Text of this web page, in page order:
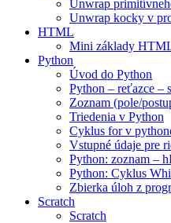
Unwrap
Unwrap kocky v
HTML
Mini základy
Python
Úvod do Python
Python – reťazce –
Zoznam (pole/
Triedenia v Python
Cyklus for v
Vstupné údaje pre
Python: zoznam –
Python: Cyklus
Zbierka úloh z
Scratch
Scratch